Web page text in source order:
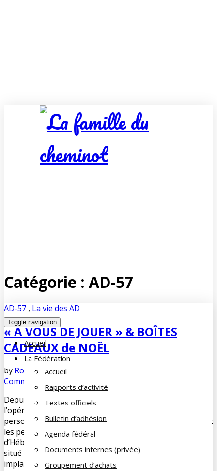
Toggle navigation
Accueil
La Fédération
Accueil
Rapports d’activité
Textes officiels
Bulletin d’adhésion
Agenda fédéral
Documents internes (privée)
Groupement d’achats
Catégorie : AD-57
AD-57 , La vie des AD
« Á VOUS DE JOUER » & BOÎTES
CADEAUX de NOËL
by Robert HEMMERSTOFFER
Comments
Depuis quelques années déjà l’AD57 participe à
l’opération « Boîtes cadeaux de Noël » destinée aux
personnes suivies par l’UDAF de la Moselle et notamment
les personnes hébergées en CHRS/ Centre
d’Hébergement et de Réinsertion Sociale. Le CHRS CAZAL
situé à SARREGUEMINES et le CHRS Emmanuel BRESSON
implanté à BETTING. Cette année et pour la 1ère fois […]